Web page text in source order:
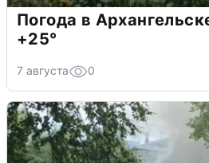
Погода в
+25°
7 августа 0